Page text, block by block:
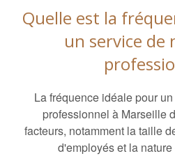
Quelle est la
un service de
La fréquence idéale pour
professionnel à Marseille
facteurs, notamment la taille
d'employés et la